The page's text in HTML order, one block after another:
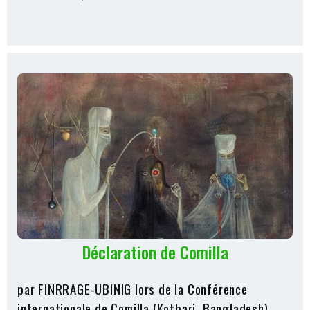
Déclaration de Comilla
par FINRRAGE-UBINIG lors de la Conférence